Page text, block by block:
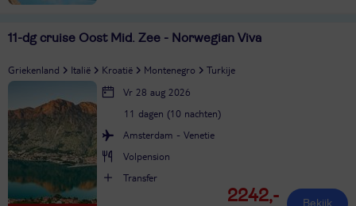
11-dg cruise Oost Mid. Zee - Norwegian Viva
Griekenland Italië Kroatië Montenegro Turkije
Vr 28 aug 2026
11 dagen (10 nachten)
Amsterdam - Venetie
Volpension
Transfer
2242,- Bekijk